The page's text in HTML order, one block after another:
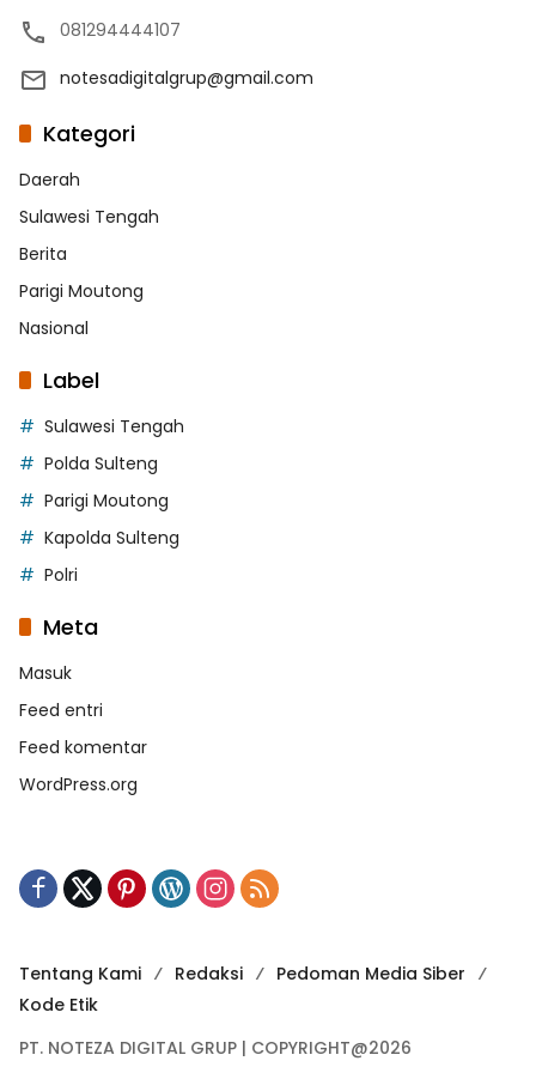
081294444107
notesadigitalgrup@gmail.com
Kategori
Daerah
Sulawesi Tengah
Berita
Parigi Moutong
Nasional
Label
Sulawesi Tengah
Polda Sulteng
Parigi Moutong
Kapolda Sulteng
Polri
Meta
Masuk
Feed entri
Feed komentar
WordPress.org
Tentang Kami Redaksi
Pedoman Media Siber
Kode Etik
PT. NOTEZA DIGITAL GRUP | COPYRIGHT@2026